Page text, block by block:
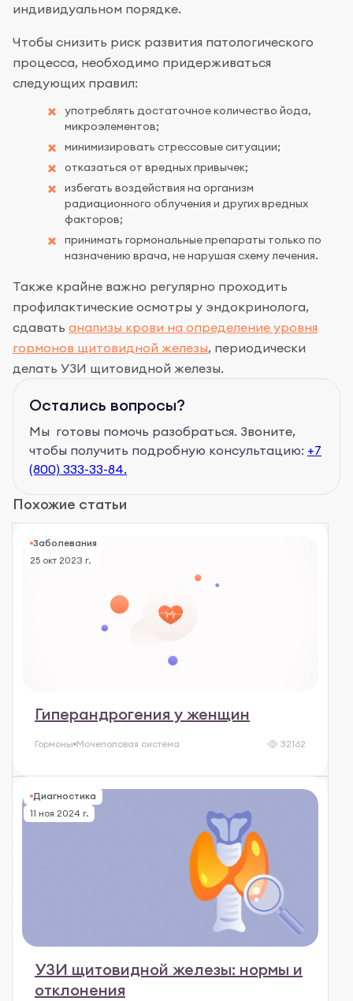
индивидуальном порядке.
Чтобы снизить риск развития патологического
процесса, необходимо придерживаться
следующих правил:
употреблять достаточное количество йода,
микроэлементов;
минимизировать стрессовые ситуации;
отказаться от вредных привычек;
избегать воздействия на организм
радиационного облучения и других вредных
факторов;
принимать гормональные препараты только по
назначению врача, не нарушая схему лечения.
Также крайне важно регулярно проходить
профилактические осмотры у эндокринолога,
сдавать анализы крови на определение уровня
гормонов щитовидной железы, периодически
делать УЗИ щитовидной железы.
Остались вопросы?
Мы готовы помочь разобраться. Звоните,
чтобы получить подробную консультацию: +7
(800) 333-33-84.
Похожие статьи
Заболевания
25 окт 2023 г.
Гиперандрогения у женщин
Гормоны Мочеполовая система 32162
Диагностика
11 ноя 2024 г.
УЗИ щитовидной железы: нормы и
отклонения